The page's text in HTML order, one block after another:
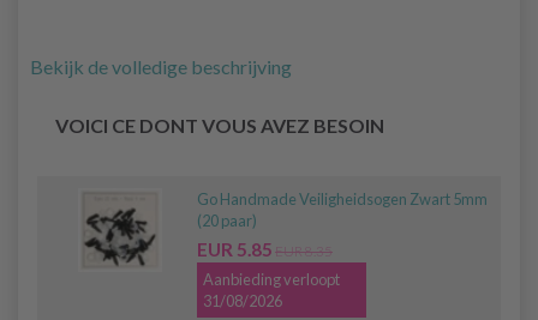
Bekijk de volledige beschrijving
VOICI CE DONT VOUS AVEZ BESOIN
Go Handmade Veiligheidsogen Zwart 5mm
(20 paar)
EUR 5.85 EUR 8.35
Aanbieding verloopt
31/08/2026